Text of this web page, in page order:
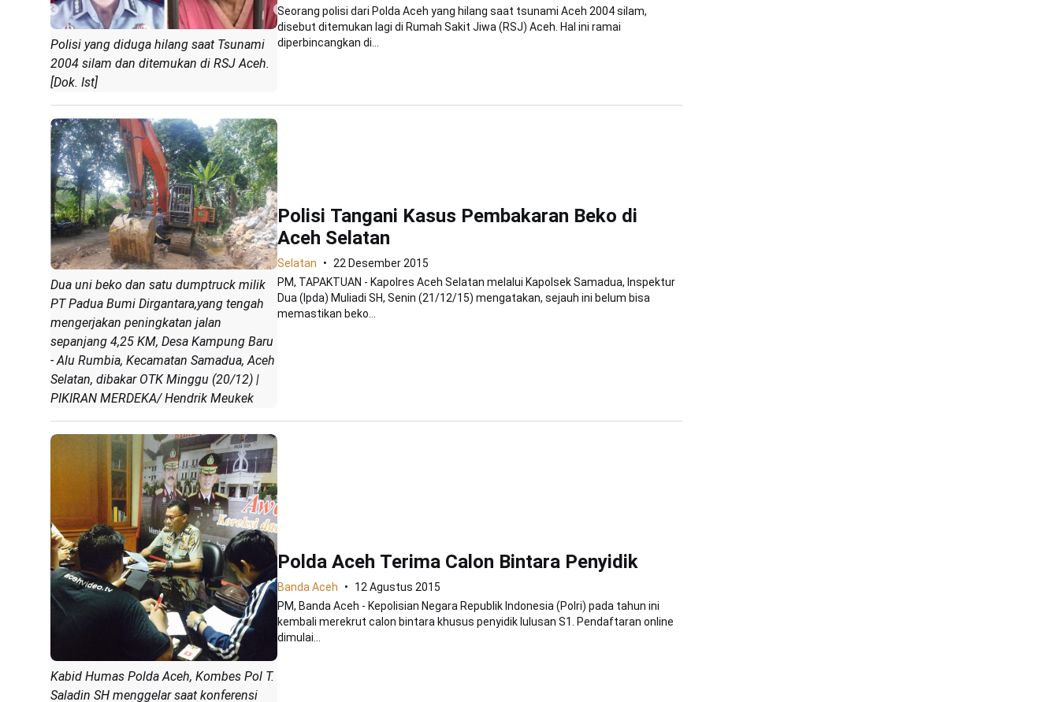
Polisi yang diduga hilang saat Tsunami
2004 silam dan ditemukan di RSJ Aceh.
[Dok. Ist]
Seorang polisi dari Polda Aceh yang hilang saat tsunami Aceh 2004 silam,
disebut ditemukan lagi di Rumah Sakit Jiwa (RSJ) Aceh. Hal ini ramai
diperbincangkan di...
Dua uni beko dan satu dumptruck milik
PT Padua Bumi Dirgantara,yang tengah
mengerjakan peningkatan jalan
sepanjang 4,25 KM, Desa Kampung Baru
- Alu Rumbia, Kecamatan Samadua, Aceh
Selatan, dibakar OTK Minggu (20/12) |
PIKIRAN MERDEKA/ Hendrik Meukek
Polisi Tangani Kasus Pembakaran Beko di
Aceh Selatan
Selatan
22 Desember 2015
PM, TAPAKTUAN - Kapolres Aceh Selatan melalui Kapolsek Samadua, Inspektur
Dua (Ipda) Muliadi SH, Senin (21/12/15) mengatakan, sejauh ini belum bisa
memastikan beko...
Kabid Humas Polda Aceh, Kombes Pol T.
Saladin SH menggelar saat konferensi
Polda Aceh Terima Calon Bintara Penyidik
Banda Aceh
12 Agustus 2015
PM, Banda Aceh - Kepolisian Negara Republik Indonesia (Polri) pada tahun ini
kembali merekrut calon bintara khusus penyidik lulusan S1. Pendaftaran online
dimulai...